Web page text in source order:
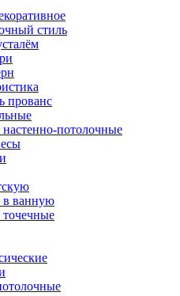
стиль
прованс
потолочные
в ванную